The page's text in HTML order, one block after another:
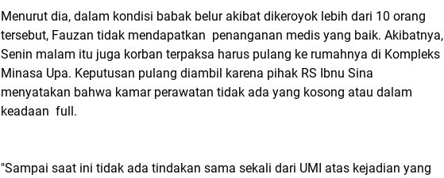
Menurut dia, dalam kondisi babak belur akibat dikeroyok lebih dari 10 orang
tersebut, Fauzan tidak mendapatkan penanganan medis yang baik. Akibatnya,
Senin malam itu juga korban terpaksa harus pulang ke rumahnya di Kompleks
Minasa Upa. Keputusan pulang diambil karena pihak RS Ibnu Sina
menyatakan bahwa kamar perawatan tidak ada yang kosong atau dalam
keadaan full.
"Sampai saat ini tidak ada tindakan sama sekali dari UMI atas kejadian yang